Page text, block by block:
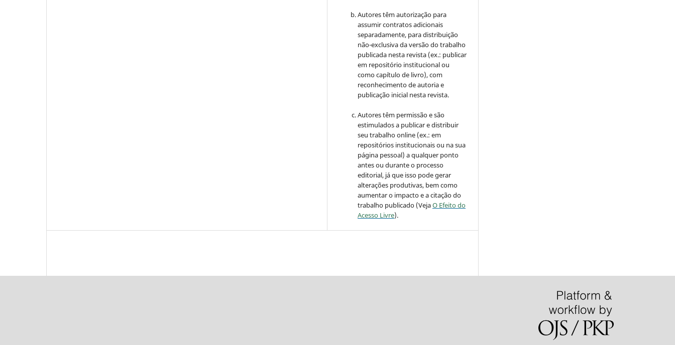
Autores têm autorização para
assumir contratos adicionais
separadamente, para distribuição
não-exclusiva da versão do trabalho
publicada nesta revista (ex.: publicar
em repositório institucional ou
como capítulo de livro), com
reconhecimento de autoria e
publicação inicial nesta revista.
Autores têm permissão e são
estimulados a publicar e distribuir
seu trabalho online (ex.: em
repositórios institucionais ou na sua
página pessoal) a qualquer ponto
antes ou durante o processo
editorial, já que isso pode gerar
alterações produtivas, bem como
aumentar o impacto e a citação do
trabalho publicado (VejaO Efeito do
Acesso Livre).